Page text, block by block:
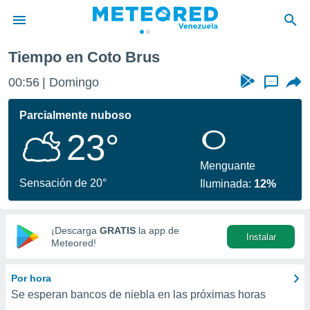
de
ha
que se
calidad.
a este
las
y
digital
basada
Tiempo en Coto Brus
00:56 Domingo ...
Parcialmente nuboso
23°
Sensación de 20°
Menguante
Iluminada: 12%
¡Descarga GRATIS la app de
Meteored!
Instalar
Por hora
Se esperan bancos de niebla en las próximas horas